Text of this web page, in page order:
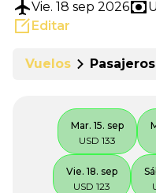
Vie. 18 sep 2026
Editar
Vuelos Pasajeros
Mar. 15. sep
USD 133
Vie. 18. sep
USD 123